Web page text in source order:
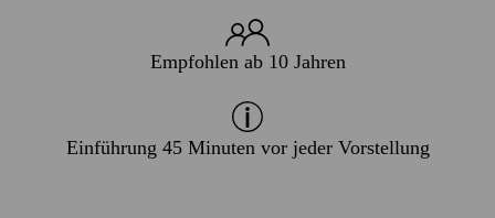
Empfohlen ab 10 Jahren
Einführung 45 Minuten vor jeder Vorstellung